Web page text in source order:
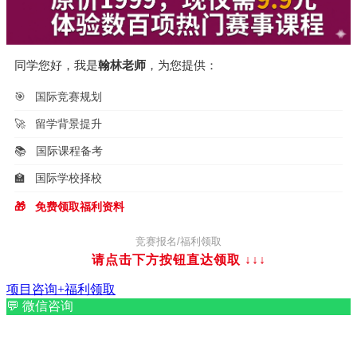
同学您好，我是翰林老师 ，为您提供：
🎯 国际竞赛规划
🚀 留学背景提升
📚 国际课程备考
🏫 国际学校择校
🎁 免费领取福利资料
竞赛报名/福利领取
请点击下方按钮直达领取 ↓↓↓
项目咨询+福利领取
💬 微信咨询